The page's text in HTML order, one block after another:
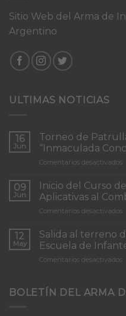
Sitio Web del Arma de
Argentino
ULTIMAS NOTICIAS
16
Jun
Torneo de
“Inmaculada
Comentarios desactivadosen
de
09
Jun
Inicio del Curso
Aplicativas al
Comentarios desactivadosen
12
May
Salida al terreno
Escuela de
Comentarios desactivadosen
BOLETÍN DEL ARMA